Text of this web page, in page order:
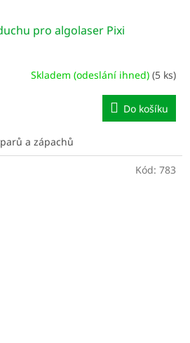
pro algolaser Pixi
Skladem (odeslání ihned) (5 ks)
Do košíku
a zápachů
Kód: 783